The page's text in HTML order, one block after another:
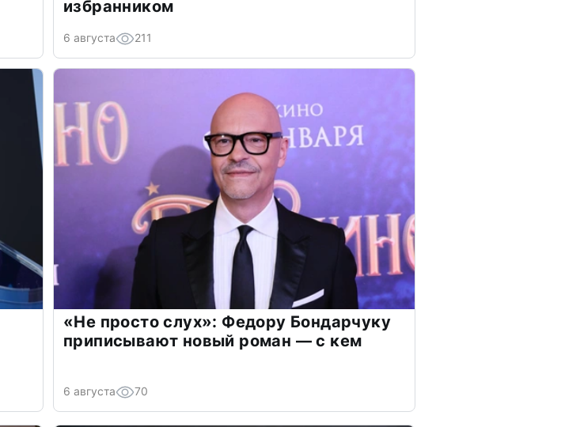
избранником
6 августа 211
«Не просто слух»: Федору Бондарчуку
приписывают новый роман — с кем
6 августа 70